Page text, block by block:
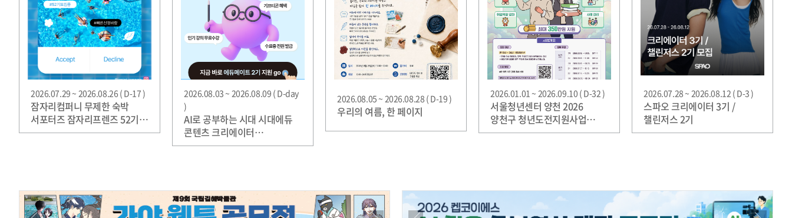
2026.07.29 ~ 2026.08.26 ( D-17 )
잠자리컴퍼니 무제한 숙박
서포터즈 잠자리프렌즈 52기
모집
2026.08.03 ~ 2026.08.09 ( D-day
)
AI로 공부하는 시대 시대에듀
콘텐츠 크리에이터
'에듀메이트' 2기 모집
2026.08.05 ~ 2026.08.28 ( D-19 )
우리의 여름, 한 페이지
2026.01.01 ~ 2026.09.10 ( D-32 )
서울청년센터 양천 2026
양천구 청년도전지원사업
참여자 모집
2026.07.28 ~ 2026.08.12 ( D-3 )
스파오 크리에이터 3기 /
챌린저스 2기